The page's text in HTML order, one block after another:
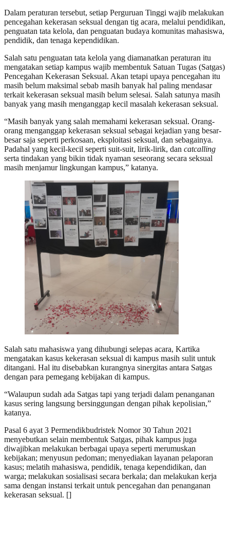
Dalam peraturan tersebut, setiap Perguruan Tinggi wajib melakukan
pencegahan kekerasan seksual dengan tig acara, melalui pendidikan,
penguatan tata kelola, dan penguatan budaya komunitas mahasiswa,
pendidik, dan tenaga kependidikan.
Salah satu penguatan tata kelola yang diamanatkan peraturan itu
mengatakan setiap kampus wajib membentuk Satuan Tugas (Satgas)
Pencegahan Kekerasan Seksual. Akan tetapi upaya pencegahan itu
masih belum maksimal sebab masih banyak hal paling mendasar
terkait kekerasan seksual masih belum selesai. Salah satunya masih
banyak yang masih menganggap kecil masalah kekerasan seksual.
“Masih banyak yang salah memahami kekerasan seksual. Orang-
orang menganggap kekerasan seksual sebagai kejadian yang besar-
besar saja seperti perkosaan, eksploitasi seksual, dan sebagainya.
Padahal yang kecil-kecil seperti suit-suit, lirik-lirik, dan catcalling
serta tindakan yang bikin tidak nyaman seseorang secara seksual
masih menjamur lingkungan kampus,” katanya.
Salah satu mahasiswa yang dihubungi selepas acara, Kartika
mengatakan kasus kekerasan seksual di kampus masih sulit untuk
ditangani. Hal itu disebabkan kurangnya sinergitas antara Satgas
dengan para pemegang kebijakan di kampus.
“Walaupun sudah ada Satgas tapi yang terjadi dalam penanganan
kasus sering langsung bersinggungan dengan pihak kepolisian,”
katanya.
Pasal 6 ayat 3 Permendikbudristek Nomor 30 Tahun 2021
menyebutkan selain membentuk Satgas, pihak kampus juga
diwajibkan melakukan berbagai upaya seperti merumuskan
kebijakan; menyusun pedoman; menyediakan layanan pelaporan
kasus; melatih mahasiswa, pendidik, tenaga kependidikan, dan
warga; melakukan sosialisasi secara berkala; dan melakukan kerja
sama dengan instansi terkait untuk pencegahan dan penanganan
kekerasan seksual. []